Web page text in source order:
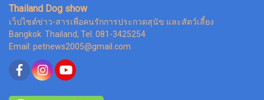
Thailand Dog show
เว็ปไซต์ข่าว-สารเพื่อคนรักการประกวดสุนัข และสัตว์เลี้ยง
Bangkok Thailand, Tel. 081-3425254
Email: petnews2005@gmail.com